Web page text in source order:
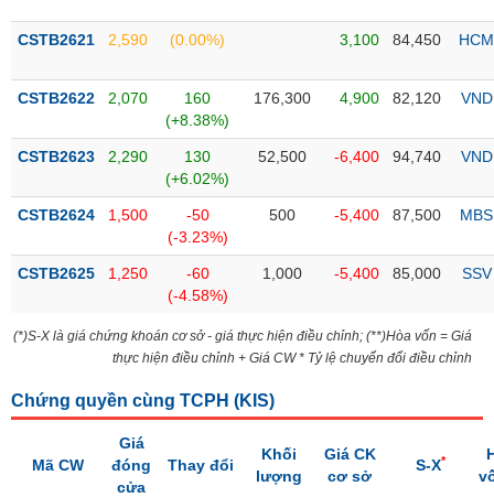
thuật
sơ
nghiệp
tức
sự
Tài
Tâm
thị
trường
CSTB2621 2,590 (0.00%) 3,100 84,450 HCM
CSTB2622 2,070
160
(+8.38%)
176,300 4,900 82,120 VND
CSTB2623 2,290
130
(+6.02%)
52,500 -6,400 94,740 VND
CSTB2624 1,500
-50
(-3.23%)
500 -5,400 87,500 MBS
CSTB2625 1,250
-60
(-4.58%)
1,000 -5,400 85,000 SSV
(*)S-X là giá chứng khoán cơ sở - giá thực hiện điều chỉnh; (**)Hòa vốn = Giá
thực hiện điều chỉnh + Giá CW * Tỷ lệ chuyển đổi điều chỉnh
Chứng quyền cùng TCPH (KIS)
Mã CW
Giá
đóng
cửa
Thay đổi
Khối
lượng
Giá CK
cơ sở
S-X*
NGUYÊN
VẬT
NGHIỆP
DÙNG
KHÔNG
YẾU